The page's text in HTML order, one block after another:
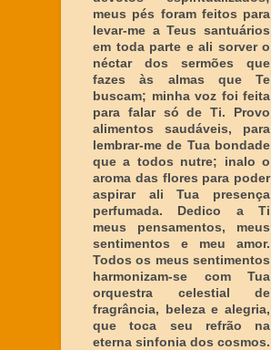
meus pés foram feitos para
levar-me a Teus santuários
em toda parte e ali sorver o
néctar dos sermões que
fazes às almas que Te
buscam; minha voz foi feita
para falar só de Ti. Provo
alimentos saudáveis, para
lembrar-me de Tua bondade
que a todos nutre; inalo o
aroma das flores para poder
aspirar ali Tua presença
perfumada. Dedico a Ti
meus pensamentos, meus
sentimentos e meu amor.
Todos os meus sentimentos
harmonizam-se com Tua
orquestra celestial de
fragrância, beleza e alegria,
que toca seu refrão na
eterna sinfonia dos cosmos.